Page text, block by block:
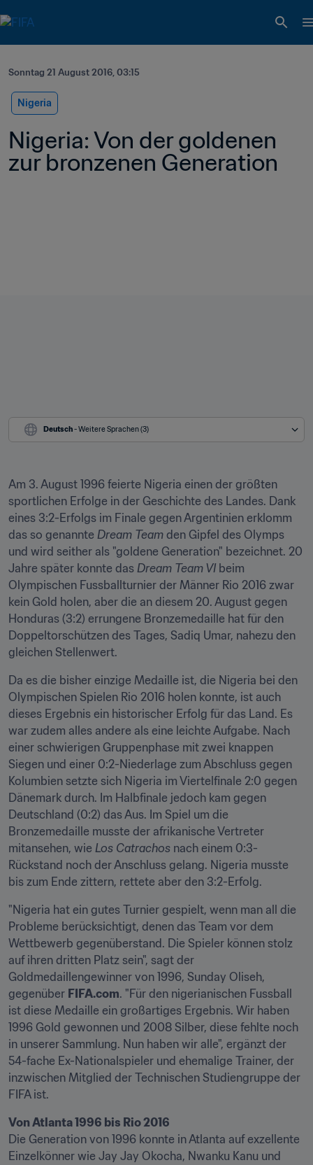
Sonntag 21 August 2016, 03:15
Nigeria
Nigeria: Von der goldenen
zur bronzenen Generation
Deutsch - Weitere Sprachen (3)
Am 3. August 1996 feierte Nigeria einen der größten
sportlichen Erfolge in der Geschichte des Landes. Dank
eines 3:2-Erfolgs im Finale gegen Argentinien erklomm
das so genannte Dream Team den Gipfel des Olymps
und wird seither als "goldene Generation" bezeichnet. 20
Jahre später konnte das Dream Team VI beim
Olympischen Fussballturnier der Männer Rio 2016 zwar
kein Gold holen, aber die an diesem 20. August gegen
Honduras (3:2) errungene Bronzemedaille hat für den
Doppeltorschützen des Tages, Sadiq Umar, nahezu den
gleichen Stellenwert.
Da es die bisher einzige Medaille ist, die Nigeria bei den
Olympischen Spielen Rio 2016 holen konnte, ist auch
dieses Ergebnis ein historischer Erfolg für das Land. Es
war zudem alles andere als eine leichte Aufgabe. Nach
einer schwierigen Gruppenphase mit zwei knappen
Siegen und einer 0:2-Niederlage zum Abschluss gegen
Kolumbien setzte sich Nigeria im Viertelfinale 2:0 gegen
Dänemark durch. Im Halbfinale jedoch kam gegen
Deutschland (0:2) das Aus. Im Spiel um die
Bronzemedaille musste der afrikanische Vertreter
mitansehen, wie Los Catrachos nach einem 0:3-
Rückstand noch der Anschluss gelang. Nigeria musste
bis zum Ende zittern, rettete aber den 3:2-Erfolg.
"Nigeria hat ein gutes Turnier gespielt, wenn man all die
Probleme berücksichtigt, denen das Team vor dem
Wettbewerb gegenüberstand. Die Spieler können stolz
auf ihren dritten Platz sein", sagt der
Goldmedaillengewinner von 1996, Sunday Oliseh,
gegenüber FIFA.com. "Für den nigerianischen Fussball
ist diese Medaille ein großartiges Ergebnis. Wir haben
1996 Gold gewonnen und 2008 Silber, diese fehlte noch
in unserer Sammlung. Nun haben wir alle", ergänzt der
54-fache Ex-Nationalspieler und ehemalige Trainer, der
inzwischen Mitglied der Technischen Studiengruppe der
FIFA ist.
Von Atlanta 1996 bis Rio 2016
Die Generation von 1996 konnte in Atlanta auf exzellente
Einzelkönner wie Jay Jay Okocha, Nwanku Kanu und